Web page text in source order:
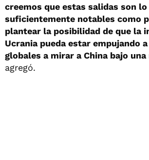
creemos que estas salidas son lo
suficientemente notables como
plantear la posibilidad de que la
Ucrania pueda estar empujando
globales a mirar a China bajo una
agregó.